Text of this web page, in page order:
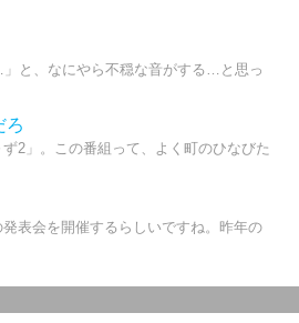
と、なにやら不穏な音がする…と思っ
ろ
2」。この番組って、よく町のひなびた
表会を開催するらしいですね。昨年の